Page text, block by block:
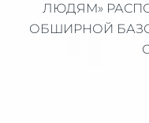
ЛЮДЯМ»
ОБШИРНОЙ